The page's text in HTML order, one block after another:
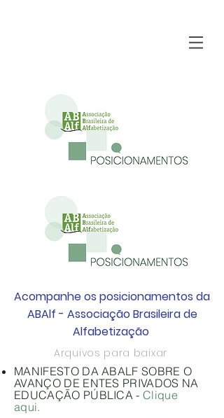
Acompanhe os posicionamentos da
ABAlf - AssociaçãoBrasileira de
Alfabetização
Arquivos para baixar
MANIFESTO DA ABALF SOBRE O
AVANÇO DE ENTES PRIVADOS NA
EDUCAÇÃO PÚBLICA -Clique
aqui.